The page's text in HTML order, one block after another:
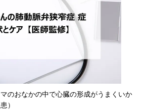
のおなかの中で心臓の形成がうまくいか
）